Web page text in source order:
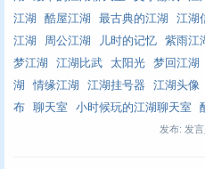
江湖
酷屋江湖 最古典的江湖 江湖
江湖
周公江湖 儿时的记忆 紫雨江
梦江湖
江湖比武 太阳光 梦回江湖
湖
情缘江湖 江湖挂号器 江湖头像
布
聊天室 小时候玩的江湖聊天室
发布: 发言